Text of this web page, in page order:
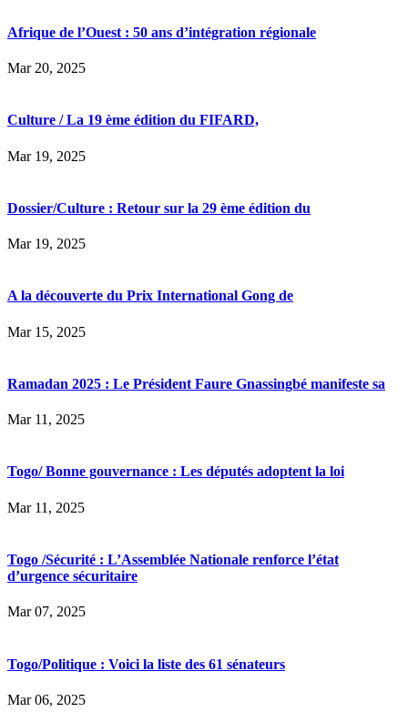
Afrique de l’Ouest : 50 ans d’intégration régionale
Mar 20, 2025
Culture / La 19 ème édition du FIFARD,
Mar 19, 2025
Dossier/Culture : Retour sur la 29 ème édition du
Mar 19, 2025
A la découverte du Prix International Gong de
Mar 15, 2025
Ramadan 2025 : Le Président Faure Gnassingbé manifeste sa
Mar 11, 2025
Togo/ Bonne gouvernance : Les députés adoptent la loi
Mar 11, 2025
Togo /Sécurité : L’Assemblée Nationale renforce l’état
d’urgence sécuritaire
Mar 07, 2025
Togo/Politique : Voici la liste des 61 sénateurs
Mar 06, 2025